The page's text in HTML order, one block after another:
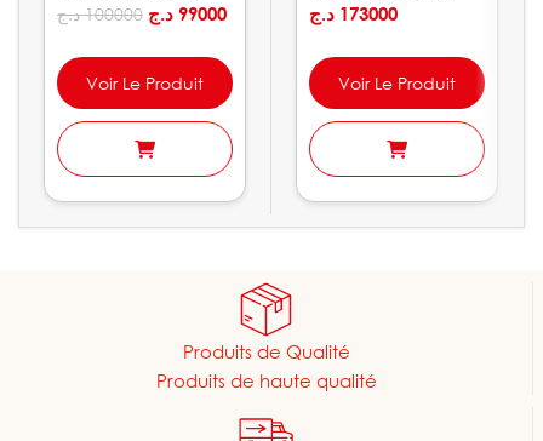
flamme bleue
100000 د.ج 99000 د.ج
Voir Le Produit
Duval173000 د.ج
Voir Le Produit
Produits de Qualité
Produits de haute qualité